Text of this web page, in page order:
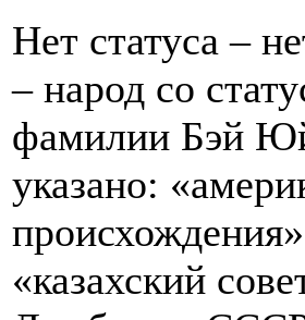
Нет статуса –
– народ со
фамилии Бэй
указано:
«казахский